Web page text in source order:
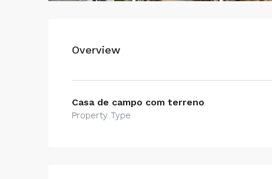
Overview
Casa de campo com terreno
Property Type